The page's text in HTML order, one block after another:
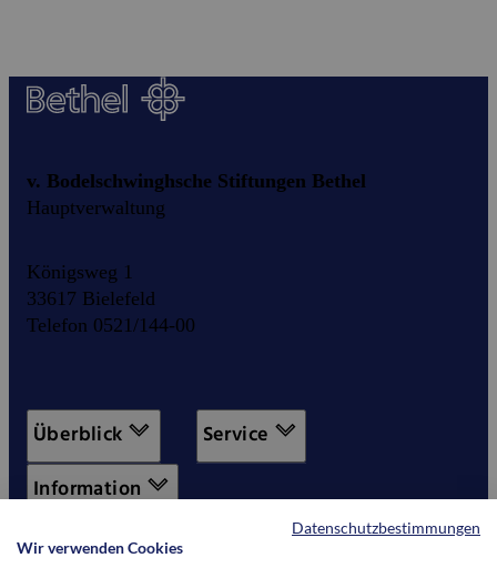
v. Bodelschwinghsche Stiftungen Bethel
Hauptverwaltung
Königsweg 1
33617 Bielefeld
Telefon 0521/144-00
Überblick
Service
Information
Datenschutzbestimmungen
Wir verwenden Cookies